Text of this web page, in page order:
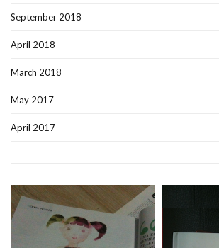
September 2018
April 2018
March 2018
May 2017
April 2017